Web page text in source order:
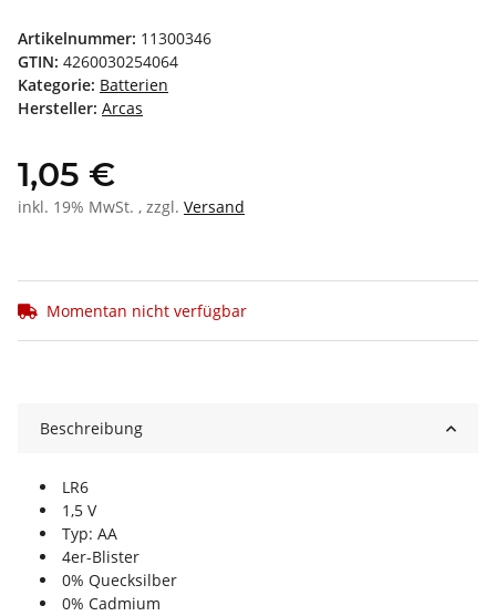
Artikelnummer: 11300346
GTIN: 4260030254064
Kategorie: Batterien
Hersteller: Arcas
1,05 €
inkl. 19% MwSt. , zzgl. Versand
Momentan nicht verfügbar
Beschreibung
LR6
1,5 V
Typ: AA
4er-Blister
0% Quecksilber
0% Cadmium